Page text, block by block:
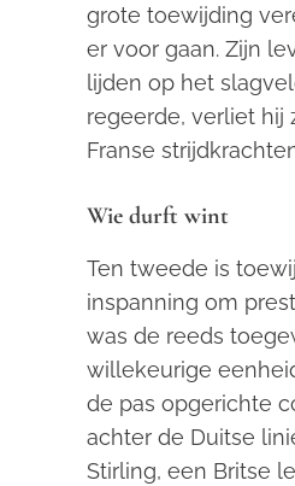
grote toewijding
er voor gaan. Zijn
lijden op het
regeerde, verliet hij
Franse
Wie durft wint
Ten tweede is
inspanning om
was de reeds
willekeurige
de pas opgerichte
achter de Duitse
Stirling, een Britse